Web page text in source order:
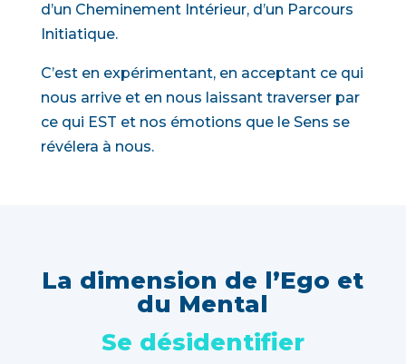
d’un Cheminement Intérieur, d’un Parcours
Initiatique.
C’est en expérimentant, en acceptant ce qui
nous arrive et en nous laissant traverser par
ce qui EST et nos émotions que le Sens se
révélera à nous.
La dimension de l’Ego et
du Mental
Se désidentifier